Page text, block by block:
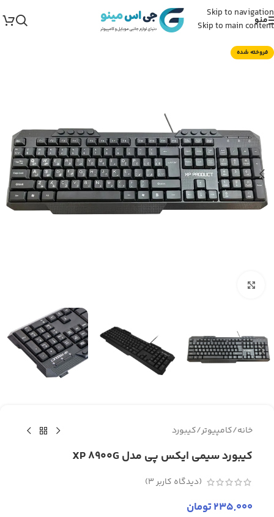
Skip to navigation
Skip to main content
منو
فروخته شده
خانه/کامپیوتر/کیبورد
کیبورد سیمی ایکس پی مدل XP 8900G
(دیدگاه کاربر3
)
235,000تومان